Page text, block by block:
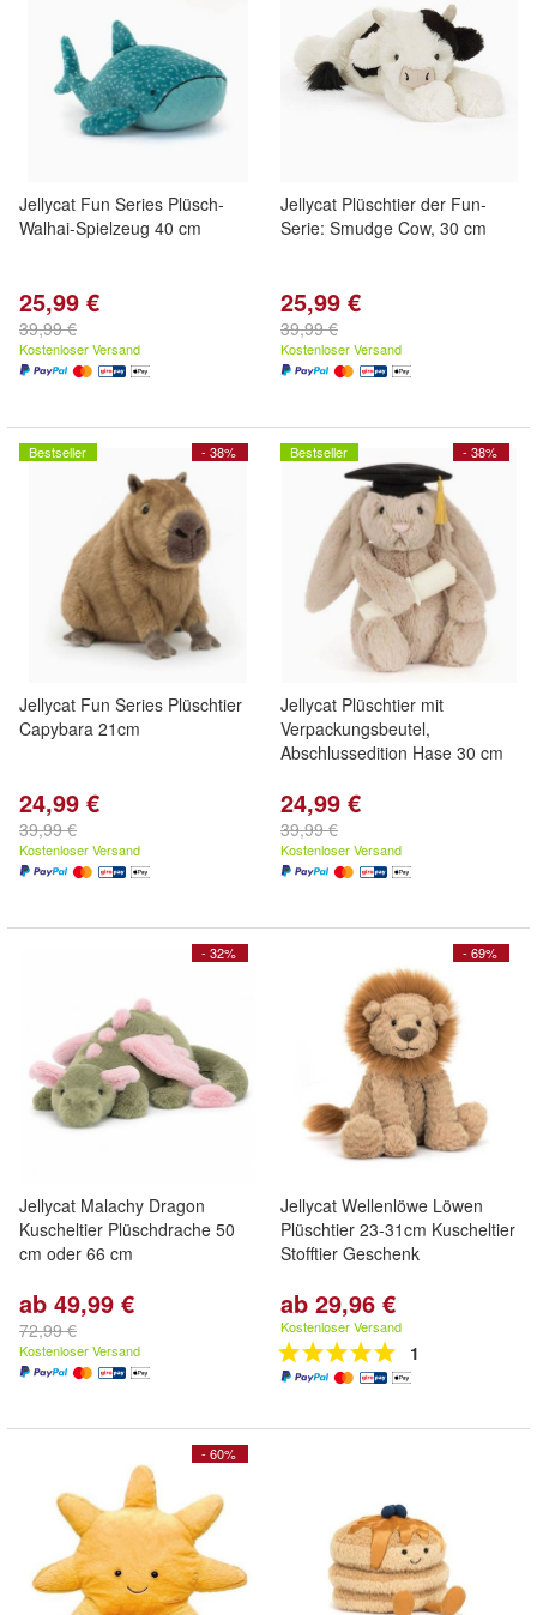
Jellycat Fun Series Plüsch-
Walhai-Spielzeug 40 cm
25,99 €
39,99 €
Kostenloser Versand
Jellycat Plüschtier der Fun-
Serie: Smudge Cow, 30 cm
25,99 €
39,99 €
Kostenloser Versand
- 38%
Bestseller
Jellycat Fun Series Plüschtier
Capybara 21cm
24,99 €
39,99 €
Kostenloser Versand
- 38%
Bestseller
Jellycat Plüschtier mit
Verpackungsbeutel,
Abschlussedition Hase 30 cm
24,99 €
39,99 €
Kostenloser Versand
- 32%
Jellycat Malachy Dragon
Kuscheltier Plüschdrache 50
cm oder 66 cm
ab 49,99 €
72,99 €
Kostenloser Versand
- 69%
Jellycat Wellenlöwe Löwen
Plüschtier 23-31cm Kuscheltier
Stofftier Geschenk
ab 29,96 €
Kostenloser Versand
1
- 60%